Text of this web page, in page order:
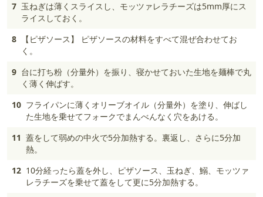
7 玉ねぎは薄くスライスし、モッツァレラチーズは5mm厚にス
ライスしておく。
8
【ピザソース】 ピザソースの材料をすべて混ぜ合わせてお
く。
9 台に打ち粉（分量外）を振り、寝かせておいた生地を麺棒で丸
く薄く伸ばす。
10 フライパンに薄くオリーブオイル（分量外）を塗り、伸ばし
た生地を乗せてフォークでまんべんなく穴をあける。
11 蓋をして弱めの中火で5分加熱する。裏返し、さらに5分加
熱。
12 10分経ったら蓋を外し、ピザソース、玉ねぎ、鰯、モッツァ
レラチーズを乗せて蓋をして更に5分加熱する。